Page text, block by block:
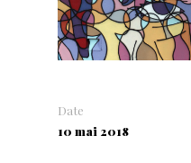
Date
10 mai 2018